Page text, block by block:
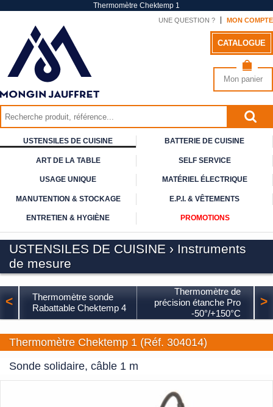
Thermomètre Chektemp 1
UNE QUESTION ? MON COMPTE
CATALOGUE
Mon panier
USTENSILES DE CUISINE BATTERIE DE CUISINE
ART DELA TABLE SELFSERVICE
USAGE UNIQUE MATÉRIEL ÉLECTRIQUE
MANUTENTION & STOCKAGE E.P.I. & VÊTEMENTS
ENTRETIEN & HYGIÈNE PROMOTIONS
USTENSILES DE CUISINE › Instruments
de mesure
<
Thermomètre sonde
Rabattable Chektemp 4
Thermomètre de
précision étanche Pro
-50°/+150°C
>
Thermomètre Chektemp 1 (Réf. 304014)
Sonde solidaire, câble 1 m